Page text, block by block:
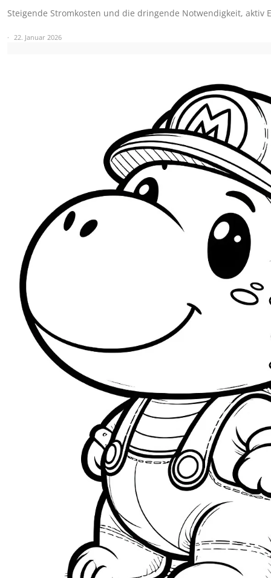
Steigende Stromkosten und die dringende Notwendigkeit, aktiv
22. Januar 2026